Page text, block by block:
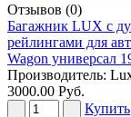
Отзывов (0)
Багажник LUX с
рейлингами для
Wagon универсал
Производитель:
3000.00 Руб.
Купить